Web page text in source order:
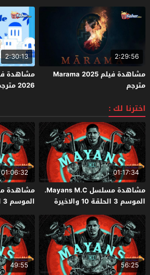
2:29:56
مشاهدة فيلم Marama 2025
مترجم
2:30:13
2026 مترجم
اخترنا لك :
01:17:34
مشاهدة مسلسل Mayans M.C.
الموسم 3 الحلقة 10 والاخيرة
مترجم
01:06:32
الموسم 3 الحلقة 9 مترجم
56:25
49:55